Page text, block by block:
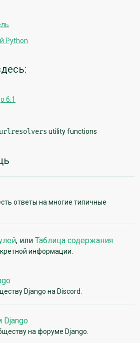
Python
6.1
utility functions
ответы на многие типичные
, или Таблица содержания
информации.
Django на Discord.
на форуме Django.